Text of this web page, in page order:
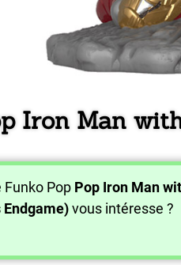
Iron Man
Funko Pop Pop Iron Man
vous intéresse ?